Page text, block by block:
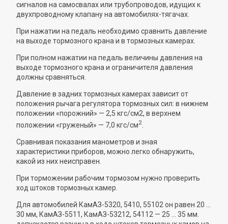
сигналов на самосвалах или трубопроводов, идущих к
двухпроводному клапану на автомобилях-тягачах.
При нажатии на педаль необходимо сравнить давление
на выходе тормозного крана и в тормозных камерах.
При полном нажатии на педаль величины давления на
выходе тормозного крана и ограничителя давления
должны сравняться.
Давление в задних тормозных камерах зависит от
положения рычага регулятора тормозных сил: в нижнем
положении «порожний» — 2,5 кгс/см2, в верхнем
положении «груженый» — 7,0 кгс/см2
Сравнивая показания манометров и зная
характеристики приборов, можно легко обнаружить,
какой из них неисправен.
При торможении рабочим тормозом нужно проверить
ход штоков тормозных камер.
Для автомобилей КамАЗ-5320, 5410, 55102 он равен 20 ...
30 мм, КамАЗ-5511, КамАЗ-53212, 54112 — 25 ... 35 мм.